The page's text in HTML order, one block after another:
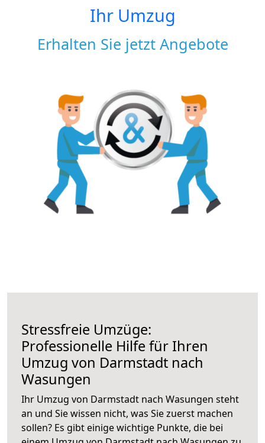
Ihr Umzug
Erhalten Sie jetzt Angebote
Stressfreie Umzüge:
Professionelle Hilfe für Ihren
Umzug von Darmstadt nach
Wasungen
Ihr Umzug von Darmstadt nach Wasungen steht
an und Sie wissen nicht, was Sie zuerst machen
sollen? Es gibt einige wichtige Punkte, die bei